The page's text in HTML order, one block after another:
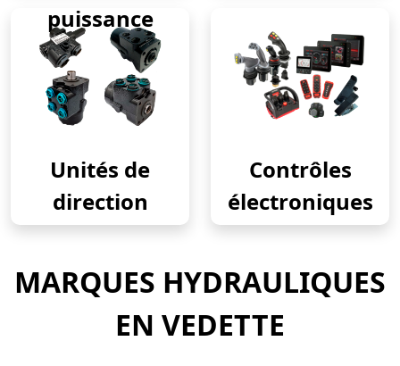
puissance
Unités de
direction
Contrôles
électroniques
MARQUES HYDRAULIQUES
EN VEDETTE